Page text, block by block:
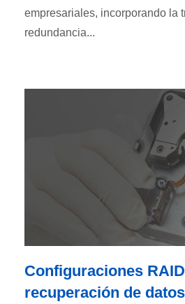
empresariales, incorporando la
redundancia...
Configuraciones
recuperación de datos